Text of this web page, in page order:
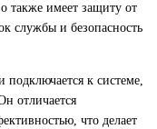
также имеет защиту от
службы и безопасность
к системе,
отличается
что делает